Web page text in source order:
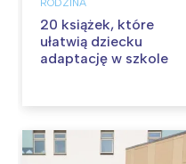
RODZINA
20 książek, które
ułatwią dziecku
adaptację w szkole